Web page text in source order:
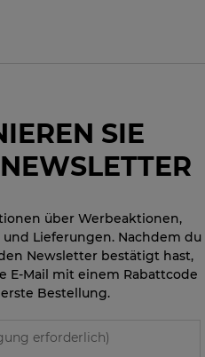
SIE
über Werbeaktionen,
Lieferungen. Nachdem du
Newsletter bestätigt hast,
E-Mail mit einem Rabattcode
Bestellung.